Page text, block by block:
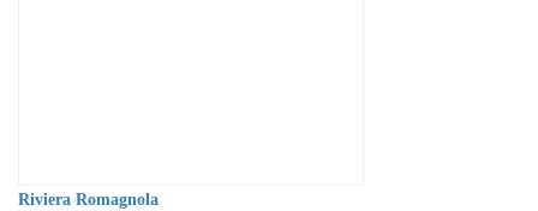
Riviera Romagnola